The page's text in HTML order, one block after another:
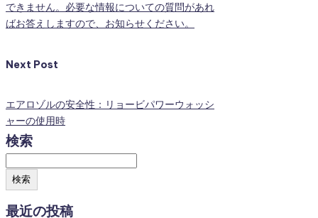
できません。必要な情報についての質問があれ
ばお答えしますので、お知らせください。
Next Post
エアロゾルの安全性：リョービパワーウォッシ
ャーの使用時
検索
検索
最近の投稿